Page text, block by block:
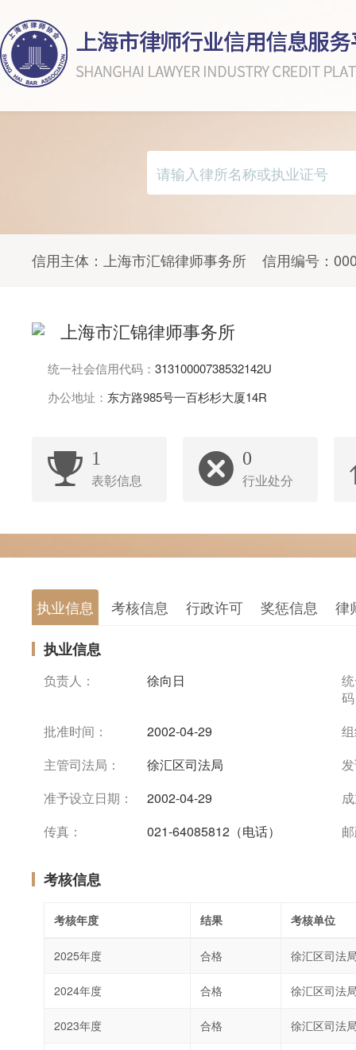
信用主体： 上海市汇锦律师事务所 信用编号：
上海市汇锦律师事务所
统一社会信用代码： 31310000738532142U
办公地址： 东方路985号一百杉杉大厦14R
1
表彰信息
0
行业处分
执业信息 考核信息 行政许可 奖惩信息 律
执业信息
负责人： 徐向日
批准时间：
2002-04-29
主管司法局：
徐汇区司法局
准予设立日期：
2002-04-29
传真：
021-64085812（电话）
考核信息
考核年度 结果 考核单位
2025年度 合格 徐汇区司法
2024年度 合格 徐汇区司法
2023年度 合格 徐汇区司法